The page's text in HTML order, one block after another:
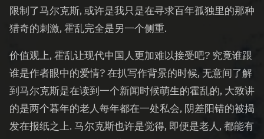
限制了马尔克斯, 或许是我只是在寻求百年孤独里的那种
猎奇的刺激, 霍乱完全是另一个侧重.
价值观上, 霍乱让现代中国人更加难以接受吧? 究竟谁跟
谁是作者眼中的爱情? 在扒写作背景的时候, 无意间了解
到马尔克斯是在读到一个新闻时候萌生的霍乱的, 大致讲
的是两个暮年的老人每年都在一处私会, 阴差阳错的被揭
发在报纸之上. 马尔克斯也许是觉得, 即便是老人, 都能有